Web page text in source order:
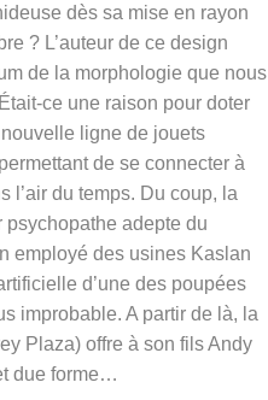
dès sa mise en rayon
? L’auteur de ce design
de la morphologie que nous
ce une raison pour doter
ligne de jouets
de se connecter à
l’air du temps. Du coup, la
psychopathe adepte du
employé des usines Kaslan
d’une des poupées
improbable. A partir de là, la
Plaza) offre à son fils Andy
due forme…